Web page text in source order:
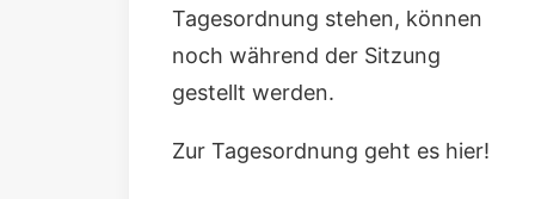
Tagesordnung stehen, können
noch während der Sitzung
gestellt werden.
Zur Tagesordnung geht es hier!